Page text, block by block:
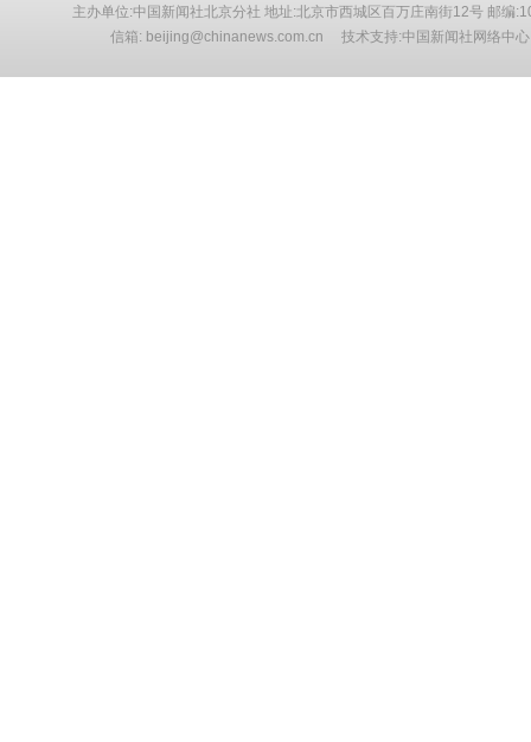
主办单位:中国新闻社北京分社 地址:北京市西城区百万庄南街12号 邮编
信箱: beijing@chinanews.com.cn 技术支持:中国新闻社网络中心